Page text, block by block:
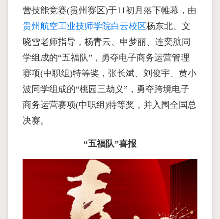
营技能竞赛(贵州赛区)于11初月落下帷幕，由
贵州航空工业技师学院白云校区杨东北、文
晓雪老师指导，杨青云、申梦丽、连奕航同
学组成的“五福队”，勇夺电子商务运营管理
赛项(中职组)特等奖，张长斌、刘俊宇、黄小
波同学组成的“桃园三劫义”，勇夺跨境电子
商务运营赛项(中职组)特等奖，并入围全国总
决赛。
“五福队”喜报